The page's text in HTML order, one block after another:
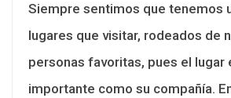
Siempre sentimos que tenemos
lugares que visitar, rodeados de
personas favoritas, pues el lugar
importante como su compañía.